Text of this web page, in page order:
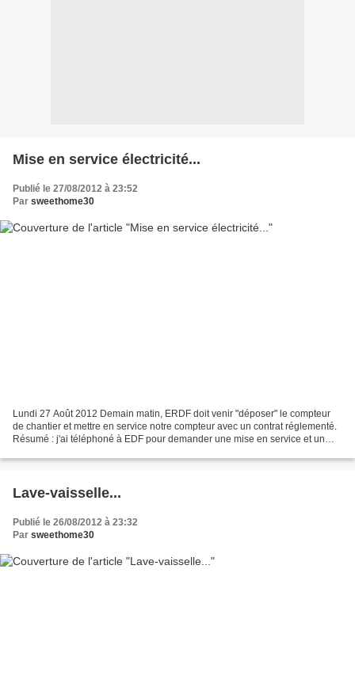
Mise en service électricité...
Publié le 27/08/2012 à 23:52
Par sweethome30
Lundi 27 Août 2012 Demain matin, ERDF doit venir "déposer" le compteur
de chantier et mettre en service notre compteur avec un contrat réglementé.
Résumé : j'ai téléphoné à EDF pour demander une mise en service et un
Lave-vaisselle...
Publié le 26/08/2012 à 23:32
Par sweethome30